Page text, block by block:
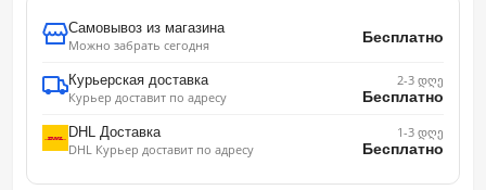
Самовывоз из магазина
Можно забрать сегодня
Бесплатно
Курьерская доставка
Курьер доставит по адресу
2-3 დღე
Бесплатно
DHL Доставка
DHL Курьер доставит по адресу
1-3 დღე
Бесплатно